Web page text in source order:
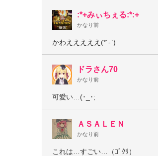
:*+みぃちぇる:*:+
かなり前
かわえええええ(*´-`)
ドラさん70
かなり前
可愛い…(･_･;
ＡＳＡＬＥＮ
かなり前
これは…すごい…（ｺﾞｸﾘ）